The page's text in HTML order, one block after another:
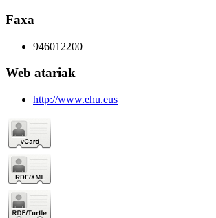
Faxa
946012200
Web atariak
http://www.ehu.eus